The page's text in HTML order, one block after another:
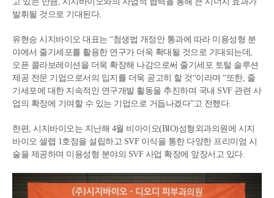
발휘될 것으로 기대된다.
유현승 시지바이오 대표는 “첨생법 개정안 통과에 따라 미용성형 분
야에서 줄기세포를 활용한 연구가 더욱 확대될 것으로 기대되는데,
오픈 콜라보레이션을 더욱 확장해 나감으로써 줄기세포 토털 솔루션
제공 전문 기업으로서의 입지를 더욱 공고히 할 것“이라며 “또한, 줄
기세포에 대한 지속적인 연구개발 활동을 추진하며 국내 SVF 관련 사
업의 확장에 기여할 수 있는 기업으로 거듭나겠다”고 전했다.
한편, 시지바이오는 지난해 4월 비아이오(BIO)성형외과의원에 시지
바이오 셀랩 1호점을 설립하고 SVF 이식을 통한 다양한 프리미엄 시
술을 제공하며 미용성형 분야의 SVF 사업 확장에 앞장서고 있다.